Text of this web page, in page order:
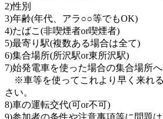
2)性別
3)年齢(年代、アラ○○等でもOK)
4)たばこ(非喫煙者or喫煙者)
5)最寄り駅(複数ある場合は全て)
6)集合場所(所沢駅or東所沢駅)
7)始発電車を使った場合の集合場所
※車等を使ってこれより早く来れ
さい。
8)車の運転交代(可or不可)